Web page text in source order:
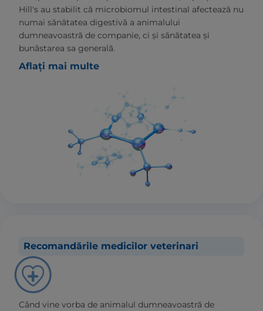
Hill's au stabilit că microbiomul intestinal afectează nu
numai sănătatea digestivă a animalului
dumneavoastră de companie, ci și sănătatea și
bunăstarea sa generală.
Aflați mai multe
Recomandările medicilor veterinari
Când vine vorba de animalul dumneavoastră de